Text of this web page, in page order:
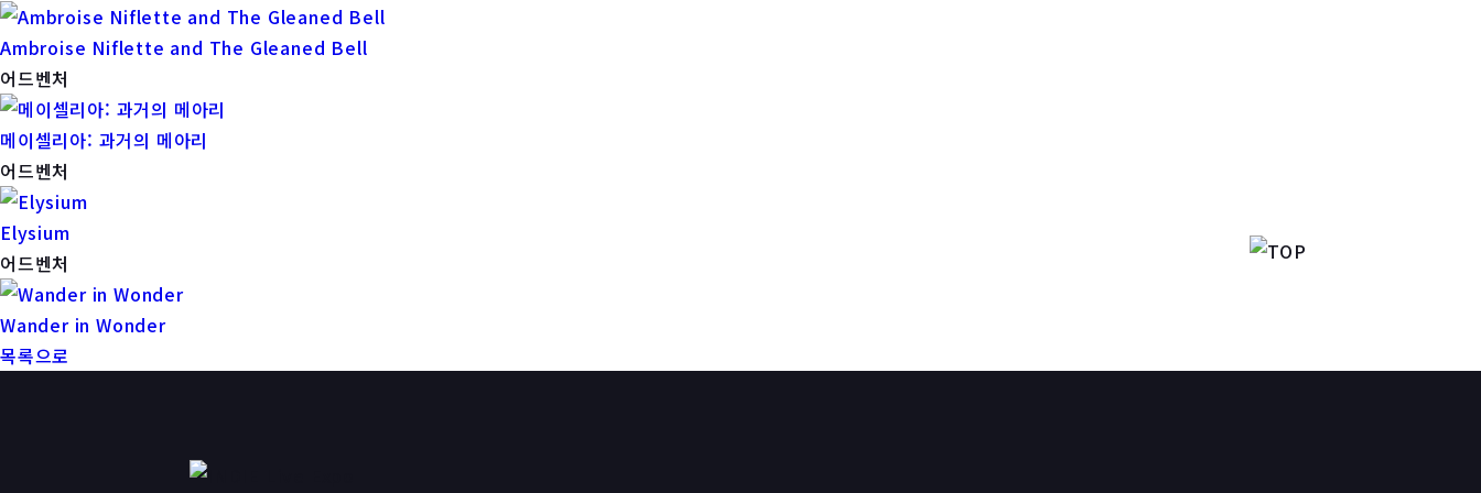
Ambroise Niflette and The Gleaned Bell
어드벤처
메이셀리아: 과거의 메아리
어드벤처
Elysium
어드벤처
Wander in Wonder
목록으로